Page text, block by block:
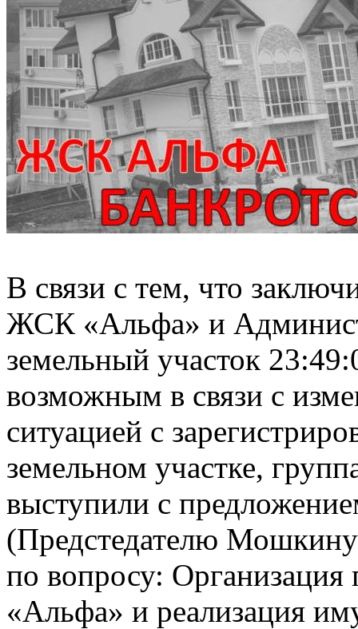
В связи с тем, что
ЖСК «Альфа» и
земельный участок
возможным в связи с
ситуацией с
земельном участке,
выступили с
(Предстедателю
по вопросу:
«Альфа» и реализация